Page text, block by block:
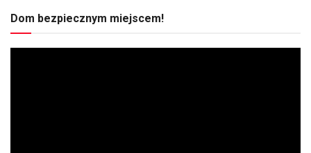
Dom bezpiecznym miejscem!